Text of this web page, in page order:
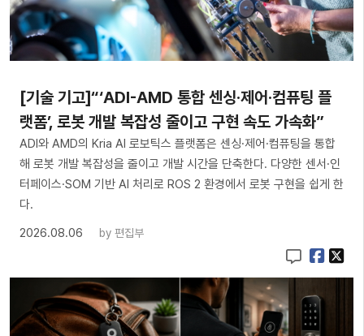
[기술 기고]“‘ADI-AMD 통합 센싱·제어·컴퓨팅 플
랫폼’, 로봇 개발 복잡성 줄이고 구현 속도 가속화”
ADI와 AMD의 Kria AI 로보틱스 플랫폼은 센싱·제어·컴퓨팅을 통합
해 로봇 개발 복잡성을 줄이고 개발 시간을 단축한다. 다양한 센서·인
터페이스·SOM 기반 AI 처리로 ROS 2 환경에서 로봇 구현을 쉽게 한
다.
2026.08.06
by 편집부